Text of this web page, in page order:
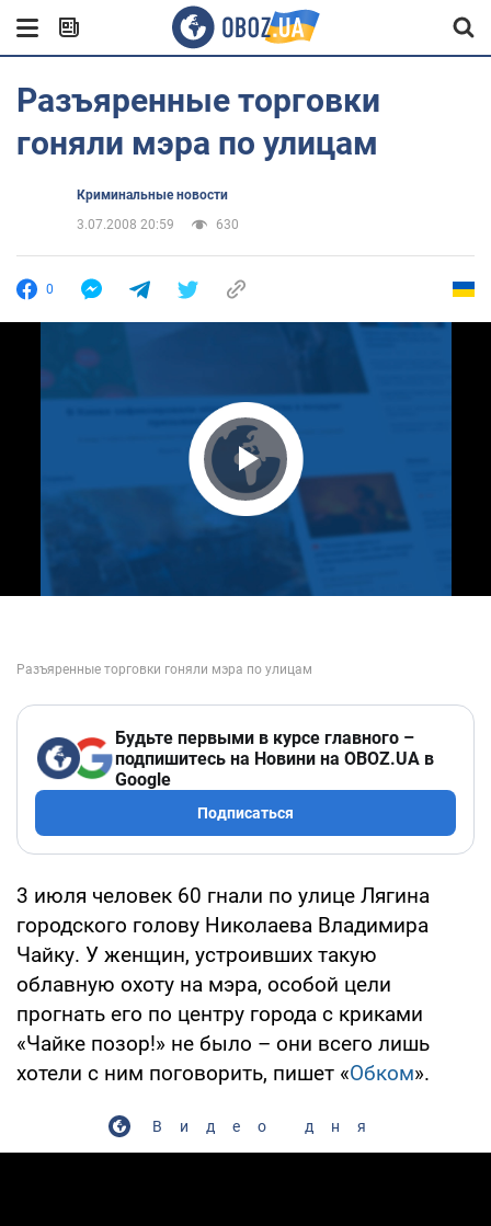
Разъяренные торговки
гоняли мэра по улицам
Криминальные новости
3.07.2008 20:59
630
0
Play Video
Будьте первыми в курсе главного –
подпишитесь на Новини на OBOZ.UA в
Google
Подписаться
3 июля человек 60 гнали по улице Лягина
городского голову Николаева Владимира
Чайку. У женщин, устроивших такую
облавную охоту на мэра, особой цели
прогнать его по центру города с криками
«Чайке позор!» не было – они всего лишь
хотели с ним поговорить, пишет «Обком».
Видео дня